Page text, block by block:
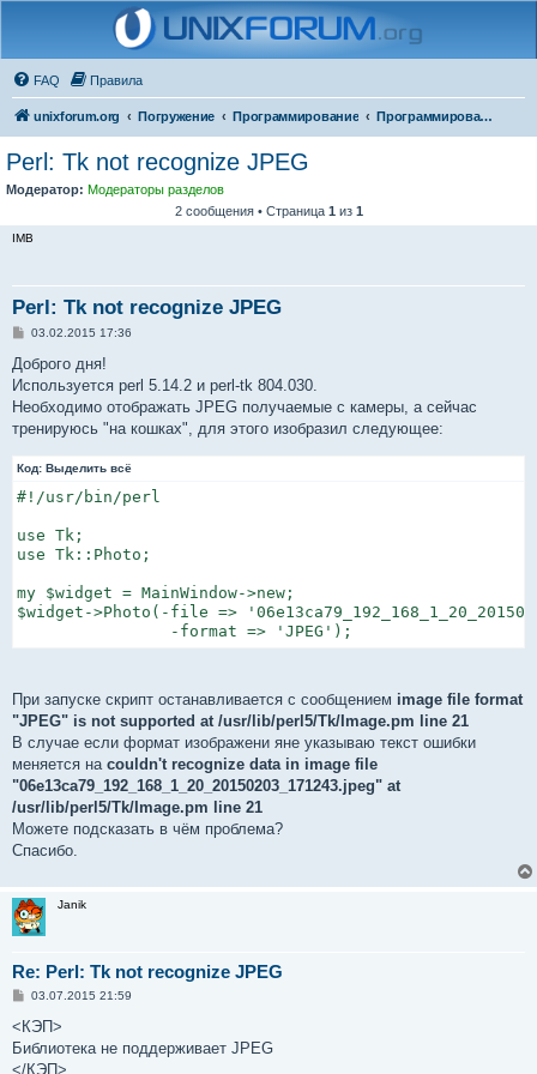
FAQ Правила
unixforum.org Погружение Программирование Программирование для начинающих
Perl: Tk not recognize JPEG
Модератор: Модераторы разделов
2 сообщения • Страница 1 из 1
IMB
Perl: Tk not recognize JPEG
С
о
щ
е
и
03.02.2015 17:36
Доброго дня!
Используется perl 5.14.2 и perl-tk 804.030.
Необходимо отображать JPEG получаемые с камеры, а сейчас
тренируюсь "на кошках", для этого изобразил следующее:
Код: Выделить всё
#!/usr/bin/perl
use Tk;
use Tk::Photo;
my $widget = MainWindow->new;
$widget->Photo(-file =>
                -format => 'JPEG');
При запуске скрипт останавливается с сообщением image file format
"JPEG" is not supported at /usr/lib/perl5/Tk/Image.pm line 21
В случае если формат изображени яне указываю текст ошибки
меняется на couldn't recognize data in image file
"06e13ca79_192_168_1_20_20150203_171243.jpeg" at
/usr/lib/perl5/Tk/Image.pm line 21
Можете подсказать в чём проблема?
Спасибо.
Janik
Re: Perl: Tk not recognize JPEG
С
о
щ
е
03.07.2015 21:59
<КЭП>
Библиотека не поддерживает JPEG
</КЭП>